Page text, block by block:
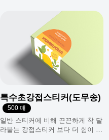
특수초강접스티커(도무송)
500 매
일반 스티커에 비해 끈끈하게 착 달
라붙는 강접스티커 보다 더 힘이 남